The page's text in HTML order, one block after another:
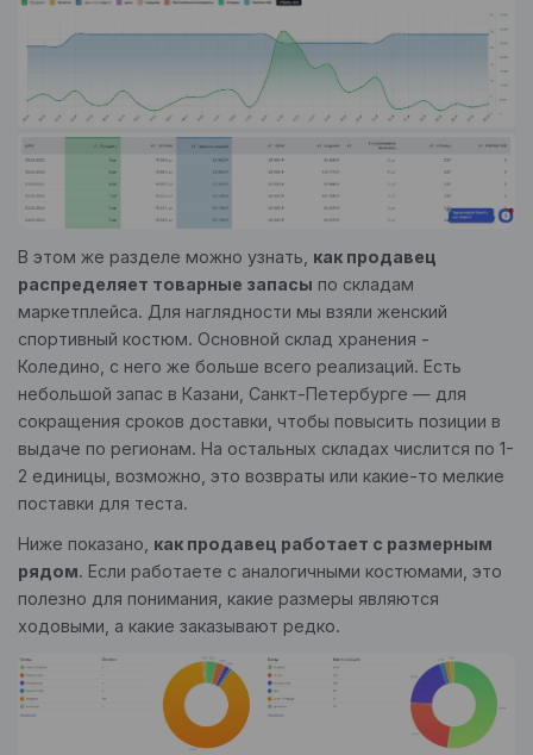
В этом же разделе можно узнать, как продавец
распределяет товарные запасы по складам
маркетплейса. Для наглядности мы взяли женский
спортивный костюм. Основной склад хранения -
Коледино, с него же больше всего реализаций. Есть
небольшой запас в Казани, Санкт-Петербурге — для
сокращения сроков доставки, чтобы повысить позиции в
выдаче по регионам. На остальных складах числится по 1-
2 единицы, возможно, это возвраты или какие-то мелкие
поставки для теста.
Ниже показано, как продавец работает с размерным
рядом. Если работаете с аналогичными костюмами, это
полезно для понимания, какие размеры являются
ходовыми, а какие заказывают редко.